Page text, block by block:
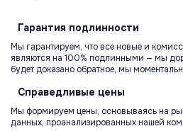
Гарантия подлинности
Мы гарантируем, что все новые и
являются на 100% подлинными — мы
будет доказано обратное, мы
Справедливые цены
Мы формируем цены, основываясь на
данных, проанализированных нашей